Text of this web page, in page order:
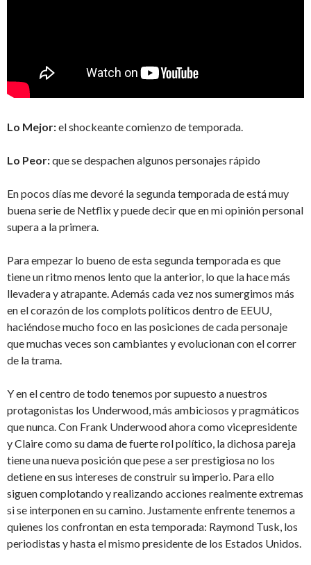
Lo Mejor:el shockeante comienzo de temporada.
Lo Peor:que se despachen algunos personajes rápido
En pocos días me devoré la segunda temporada de está muy
buena serie de Netflix y puede decir que en mi opinión personal
supera a la primera.
Para empezar lo bueno de esta segunda temporada es que
tiene un ritmo menos lento que la anterior, lo que la hace más
llevadera y atrapante. Además cada vez nos sumergimos más
en el corazón de los complots políticos dentro de EEUU,
haciéndose mucho foco en las posiciones de cada personaje
que muchas veces son cambiantes y evolucionan con el correr
de la trama.
Y en el centro de todo tenemos por supuesto a nuestros
protagonistas los Underwood, más ambiciosos y pragmáticos
que nunca. Con Frank Underwood ahora como vicepresidente
y Claire como su dama de fuerte rol político, la dichosa pareja
tiene una nueva posición que pese a ser prestigiosa no los
detiene en sus intereses de construir su imperio. Para ello
siguen complotando y realizando acciones realmente extremas
si se interponen en su camino. Justamente enfrente tenemos a
quienes los confrontan en esta temporada: Raymond Tusk, los
periodistas y hasta el mismo presidente de los Estados Unidos.